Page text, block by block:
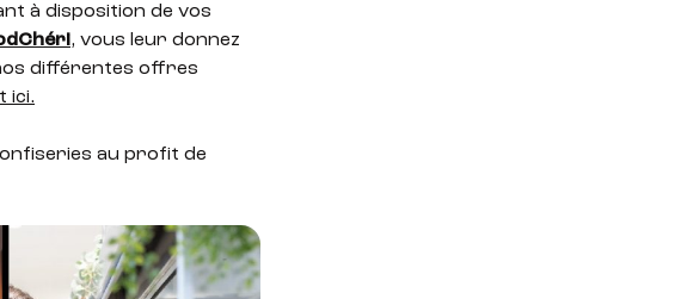
à disposition de vos
, vous leur donnez
différentes offres
ici.
au profit de